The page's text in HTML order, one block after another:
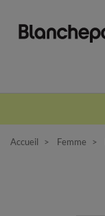
Accueil Femme